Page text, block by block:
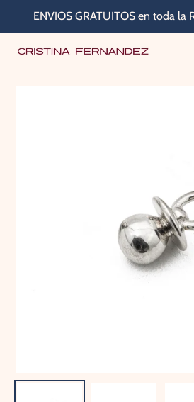
directamente
ENVIOS GRATUITOS en toda la